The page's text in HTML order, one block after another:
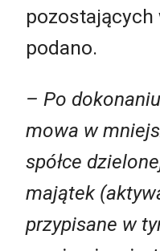
pozostających
podano.
– Po
mowa w
spółce
majątek
przypisane w